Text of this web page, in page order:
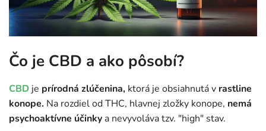
Čo je CBD a ako pôsobí?
CBD je prírodná zlúčenina, ktorá je obsiahnutá v rastline
konope. Na rozdiel od THC, hlavnej zložky konope, nemá
psychoaktívne účinky a nevyvoláva tzv. "high" stav.